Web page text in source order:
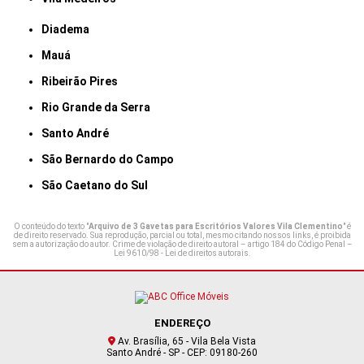
Diadema
Mauá
Ribeirão Pires
Rio Grande da Serra
Santo André
São Bernardo do Campo
São Caetano do Sul
O conteúdo do texto "Arquivo de 3 Gavetas para Escritórios Valores Vila Clementino" é
de direito reservado. Sua reprodução, parcial ou total, mesmo citando nossos links, é proibida
sem a autorização do autor. Crime de violação de direito autoral – artigo 184 do Código Penal –
Lei 9610/98 - Lei de direitos autorais.
ENDEREÇO
Av. Brasília, 65 - Vila Bela Vista
Santo André - SP - CEP: 09180-260